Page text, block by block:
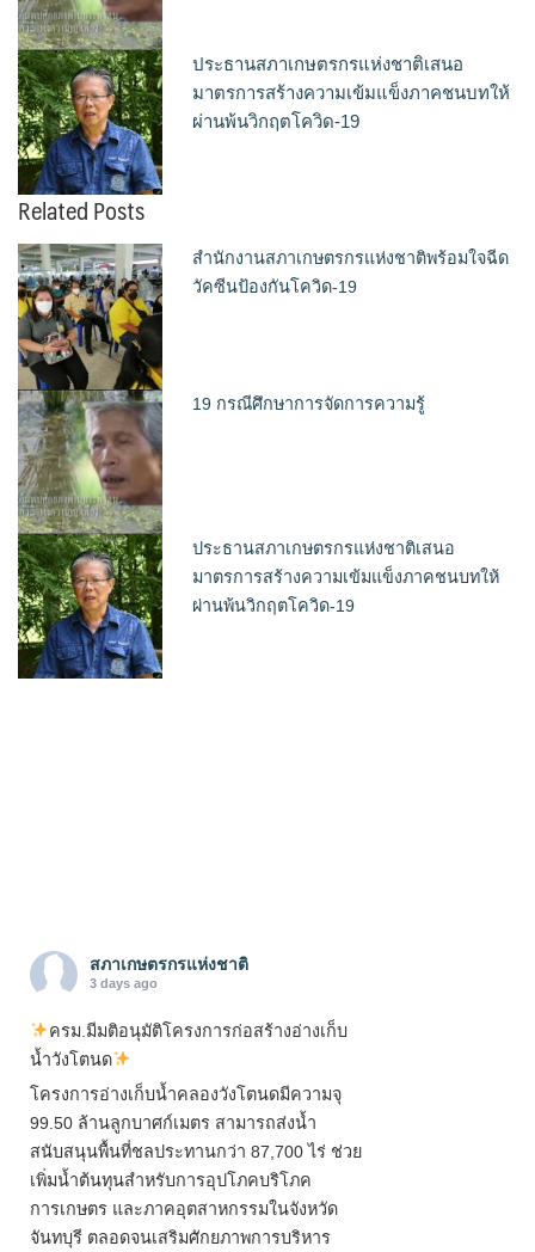
ประธานสภาเกษตรกรแห่งชาติเสนอ
มาตรการสร้างความเข้มแข็งภาคชนบทให้
ผ่านพ้นวิกฤตโควิด-19
Related Posts
สำนักงานสภาเกษตรกรแห่งชาติพร้อมใจฉีด
วัคซีนป้องกันโควิด-19
19 กรณีศึกษาการจัดการความรู้
ประธานสภาเกษตรกรแห่งชาติเสนอ
มาตรการสร้างความเข้มแข็งภาคชนบทให้
ผ่านพ้นวิกฤตโควิด-19
สภาเกษตรกรแห่งชาติ
3 days ago
ครม.มีมติอนุมัติโครงการก่อสร้างอ่างเก็บ
น้ำวังโตนด
โครงการอ่างเก็บน้ำคลองวังโตนดมีความจุ
99.50 ล้านลูกบาศก์เมตร สามารถส่งน้ำ
สนับสนุนพื้นที่ชลประทานกว่า 87,700 ไร่ ช่วย
เพิ่มน้ำต้นทุนสำหรับการอุปโภคบริโภค
การเกษตร และภาคอุตสาหกรรมในจังหวัด
จันทบุรี ตลอดจนเสริมศักยภาพการบริหาร